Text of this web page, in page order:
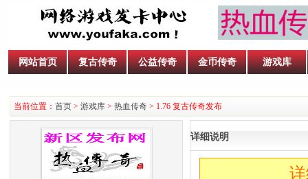
网站首页 复古传奇 公益传奇 金币传奇 游戏库
当前位置： 首页 > 游戏库 > 热血传奇 > 1.76 复古传奇发布
详细说明